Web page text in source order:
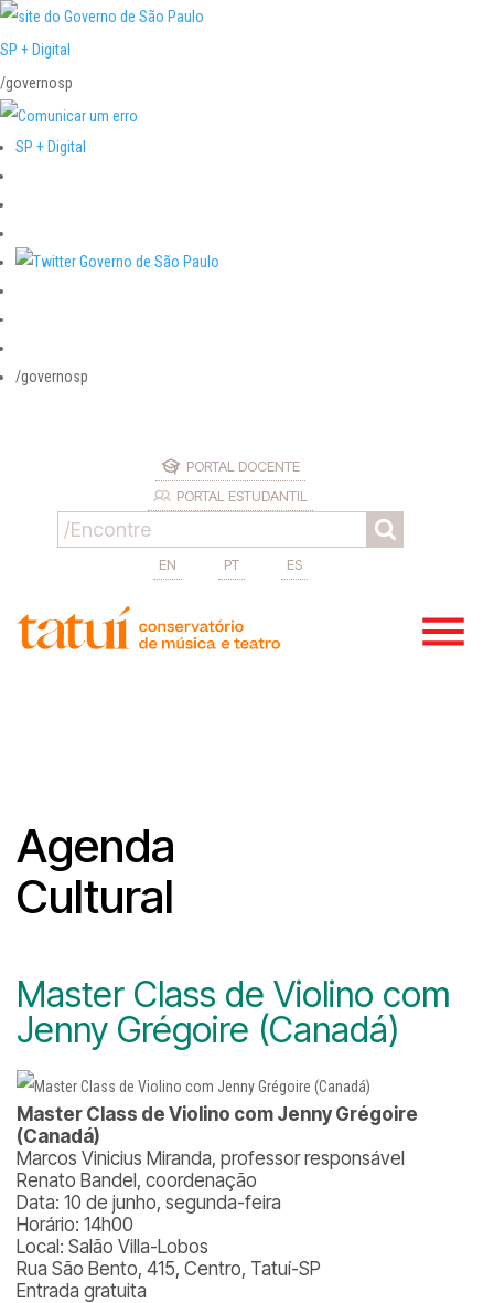
SP + Digital
/governosp
SP + Digital
/governosp
PORTAL DOCENTE
PORTAL ESTUDANTIL
EN PT ES
Agenda
Cultural
Master Class de Violino com
Jenny Grégoire (Canadá)
Master Class de Violino com Jenny Grégoire
(Canadá)
Marcos Vinicius Miranda, professor responsável
Renato Bandel, coordenação
Data: 10 de junho, segunda-feira
Horário: 14h00
Local: Salão Villa-Lobos
Rua São Bento, 415, Centro, Tatuí-SP
Entrada gratuita